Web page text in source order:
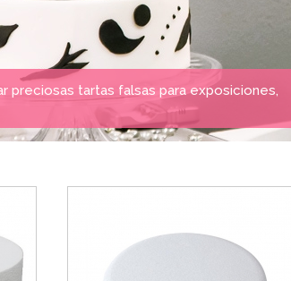
preciosas tartas falsas para exposiciones,